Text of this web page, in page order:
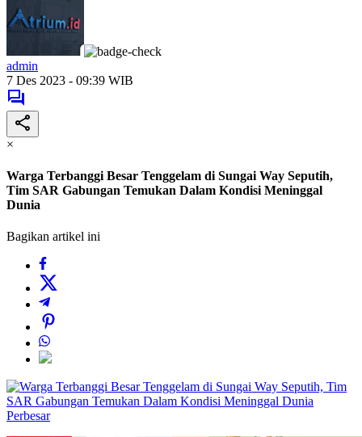
admin
7 Des 2023 - 09:39 WIB
×
Warga Terbanggi Besar Tenggelam di Sungai Way Seputih,
Tim SAR Gabungan Temukan Dalam Kondisi Meninggal
Dunia
Bagikan artikel ini
Perbesar